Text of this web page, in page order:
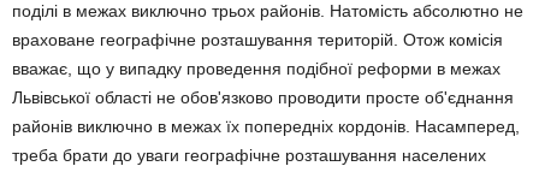
поділі в межах виключно трьох районів. Натомість абсолютно не
враховане географічне розташу­вання тери­торій. Отож комісія
вва­жає, що у випадку проведення подібної ре­форми в межах
Львівської області не обов'язково проводити просте об'єднання
районів виключно в межах їх попередніх кордонів. Насамперед,
треба брати до уваги географічне розташування насе­лених